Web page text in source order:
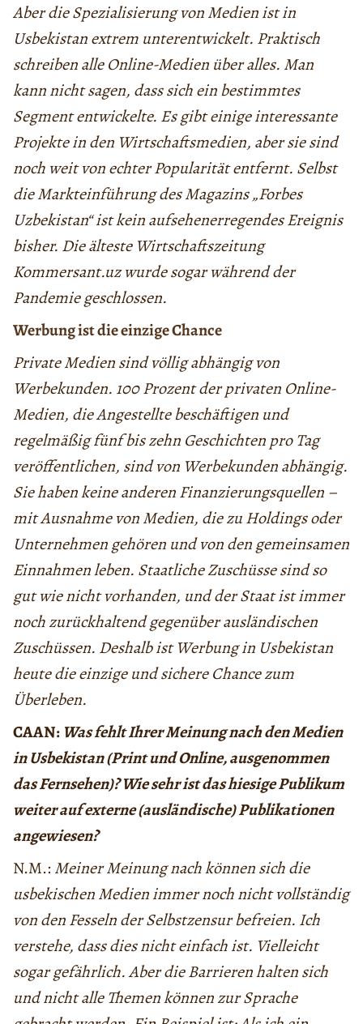
Aber die Spezialisierung von Medien ist in
Usbekistan extrem unterentwickelt. Praktisch
schreiben alle Online-Medien über alles. Man
kann nicht sagen, dass sich ein bestimmtes
Segment entwickelte. Es gibt einige interessante
Projekte in den Wirtschaftsmedien, aber sie sind
noch weit von echter Popularität entfernt. Selbst
die Markteinführung des Magazins „Forbes
Uzbekistan“ ist kein aufsehenerregendes Ereignis
bisher. Die älteste Wirtschaftszeitung
Kommersant.uz wurde sogar während der
Pandemie geschlossen.
Werbung ist die einzige Chance
Private Medien sind völlig abhängig von
Werbekunden. 100 Prozent der privaten Online-
Medien, die Angestellte beschäftigen und
regelmäßig fünf bis zehn Geschichten pro Tag
veröffentlichen, sind von Werbekunden abhängig.
Sie haben keine anderen Finanzierungsquellen –
mit Ausnahme von Medien, die zu Holdings oder
Unternehmen gehören und von den gemeinsamen
Einnahmen leben. Staatliche Zuschüsse sind so
gut wie nicht vorhanden, und der Staat ist immer
noch zurückhaltend gegenüber ausländischen
Zuschüssen. Deshalb ist Werbung in Usbekistan
heute die einzige und sichere Chance zum
Überleben.
CAAN: Was fehlt Ihrer Meinung nach den Medien
in Usbekistan (Print und Online, ausgenommen
das Fernsehen)? Wie sehr ist das hiesige Publikum
weiter auf externe (ausländische) Publikationen
angewiesen?
N.M.: Meiner Meinung nach können sich die
usbekischen Medien immer noch nicht vollständig
von den Fesseln der Selbstzensur befreien. Ich
verstehe, dass dies nicht einfach ist. Vielleicht
sogar gefährlich. Aber die Barrieren halten sich
und nicht alle Themen können zur Sprache